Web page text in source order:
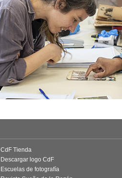
CdF Tienda
Descargar logo CdF
Escuelas de fotografía